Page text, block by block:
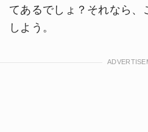
てあるでしょ？それなら、
しよう。